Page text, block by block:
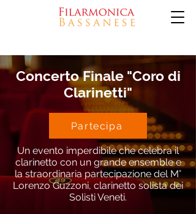
Concerto Finale "Coro di
Clarinetti"
Partecipa
Un evento imperdibile che celebra il
clarinetto con un grande ensemble e
la straordinaria partecipazione del M°
Lorenzo Guzzoni, clarinetto solista dei
Solisti Veneti.